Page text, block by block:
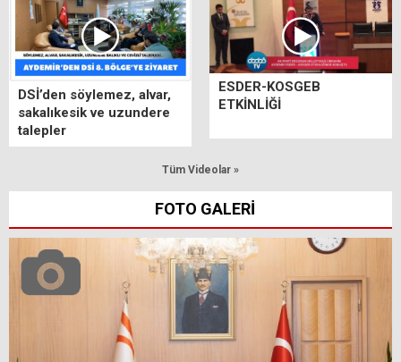
DSİ’den söylemez, alvar,
sakalıkesik ve uzundere
talepler
ESDER-KOSGEB
ETKİNLİĞİ
Tüm Videolar »
FOTO GALERİ